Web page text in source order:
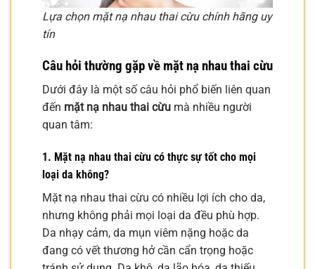
Lựa chọn mặt nạ nhau thai cừu chính hãng uy
tín
Câu hỏi thường gặp về mặt nạ nhau thai cừu
Dưới đây là một số câu hỏi phổ biến liên quan
đến mặt nạ nhau thai cừu mà nhiều người
quan tâm:
1. Mặt nạ nhau thai cừu có thực sự tốt cho mọi
loại da không?
Mặt nạ nhau thai cừu có nhiều lợi ích cho da,
nhưng không phải mọi loại da đều phù hợp.
Da nhạy cảm, da mụn viêm nặng hoặc da
đang có vết thương hở cần cẩn trọng hoặc